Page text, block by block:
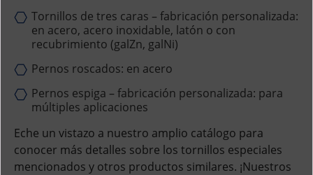
Tornillos de tres caras – fabricación personalizada:
en acero, acero inoxidable, latón o con
recubrimiento (galZn, galNi)
Pernos roscados: en acero
Pernos espiga – fabricación personalizada: para
múltiples aplicaciones
Eche un vistazo a nuestro amplio catálogo para
conocer más detalles sobre los tornillos especiales
mencionados y otros productos similares. ¡Nuestros